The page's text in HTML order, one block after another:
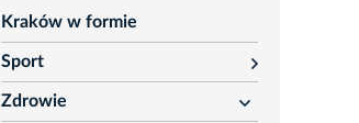
Kraków w formie
Sport
rozwiń
Zdrowie
rozwiń